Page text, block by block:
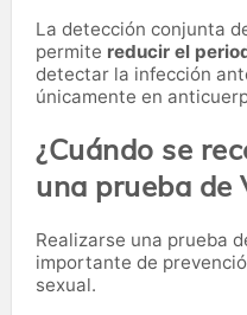
La detección conjunta
permite reducir el
detectar la infección
únicamente en
¿Cuándo se
una prueba de
Realizarse una prueba
importante de
sexual.